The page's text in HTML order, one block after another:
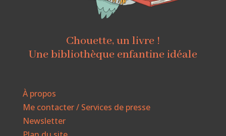
Chouette, un livre !
Une bibliothèque enfantine idéale
À propos
Me contacter / Services de presse
Newsletter